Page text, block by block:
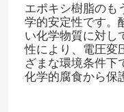
エポキシ樹脂のも
学的安定性です。
い化学物質に対し
性により、電圧変
ざまな環境条件下
化学的腐食から保